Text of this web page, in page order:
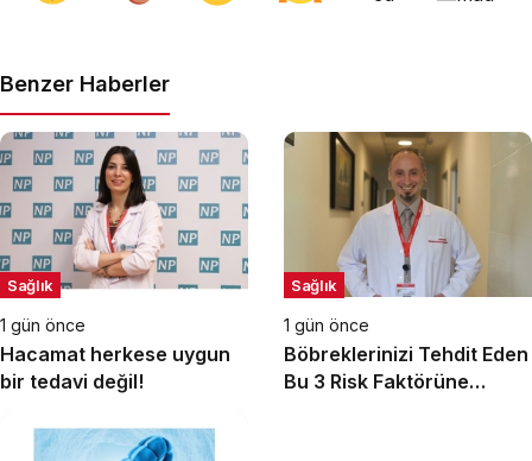
Benzer Haberler
Sağlık
1 gün önce
Hacamat herkese uygun
bir tedavi değil!
Sağlık
1 gün önce
Böbreklerinizi Tehdit Eden
Bu 3 Risk Faktörüne